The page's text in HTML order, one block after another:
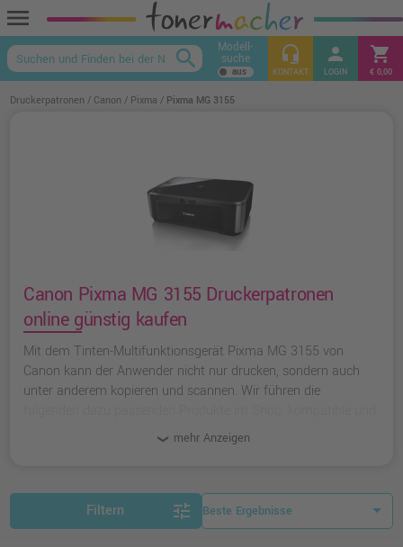
menu
keyboard_arrow_up
search Modell-
suche headset_mic
KONTAKT
person
LOGIN
shopping_cart
€ 0,00
Druckerpatronen Canon Pixma Pixma MG 3155
Canon Pixma MG 3155 Druckerpatronen
online günstig kaufen
Mit dem Tinten-Multifunktionsgerät Pixma MG 3155 von
Canon kann der Anwender nicht nur drucken, sondern auch
unter anderem kopieren und scannen. Wir führen die
mehr Anzeigen
Filtern tune